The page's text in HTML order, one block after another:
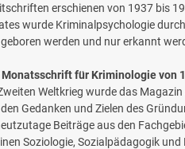
erschienen von 1937 bis
wurde Kriminalpsychologie
werden und nur erkannt
für Kriminologie von
Weltkrieg wurde das
Gedanken und Zielen des
Beiträge aus den
Soziologie, Sozialpädagogik und